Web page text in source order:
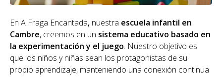
En A Fraga Encantada, nuestra escuela infantil en
Cambre, creemos en un sistema educativo basado en
la experimentación y el juego. Nuestro objetivo es
que los niños y niñas sean los protagonistas de su
propio aprendizaje, manteniendo una conexión continua